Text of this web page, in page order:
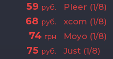
59 руб. Pleer (1/8)
68 руб. xcom (1/8)
74 грн Moyo (1/8)
75 руб. Just (1/8)